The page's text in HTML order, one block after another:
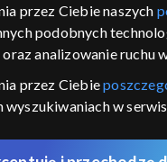
to Stany Zjednoczone ,
na platformie TVP
obejrzeć.
przez Ciebie naszych
podobnych
analizowanie ruchu
przez Ciebie
w